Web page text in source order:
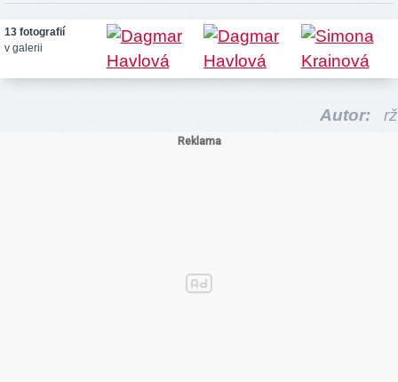
13 fotografií
v galerii
Autor: rž